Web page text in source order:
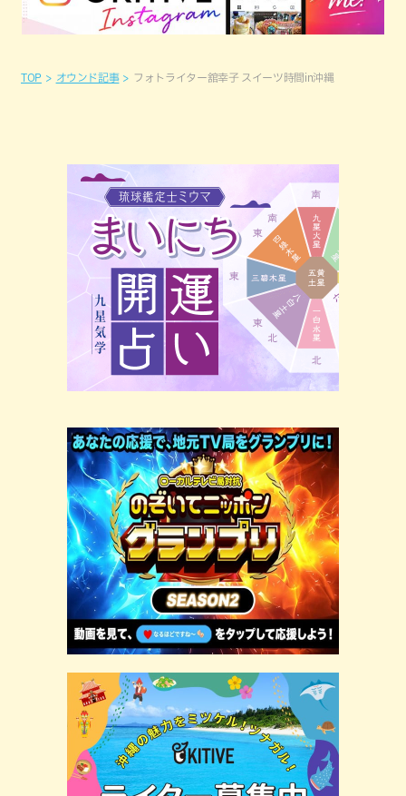
TOP オウンド記事 フォトライター舘幸子 スイーツ時間in沖縄